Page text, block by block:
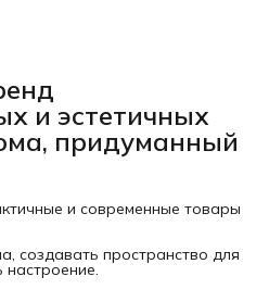
и эстетичных
придуманный
и современные товары
создавать пространство для
настроение.